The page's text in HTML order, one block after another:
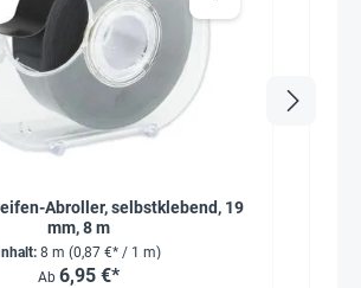
Abroller, selbstklebend, 19
mm, 8 m
Inhalt: 8 m (0,87 €* / 1 m)
Ab 6,95 €*